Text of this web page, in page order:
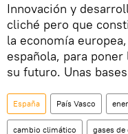
Innovación y
cliché pero que
la economía
española, para
su futuro. Unas
España País Vasco
cambio climático gases